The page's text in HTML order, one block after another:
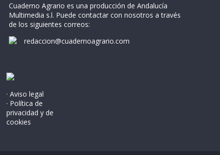
Cuaderno Agrario es una producción de Andalucía
Multimedia s.l. Puede contactar con nosotros a través
de los siguientes correos:
redaccion@cuadernoagrario.com
· Aviso legal
· Política de
privacidad y de
cookies